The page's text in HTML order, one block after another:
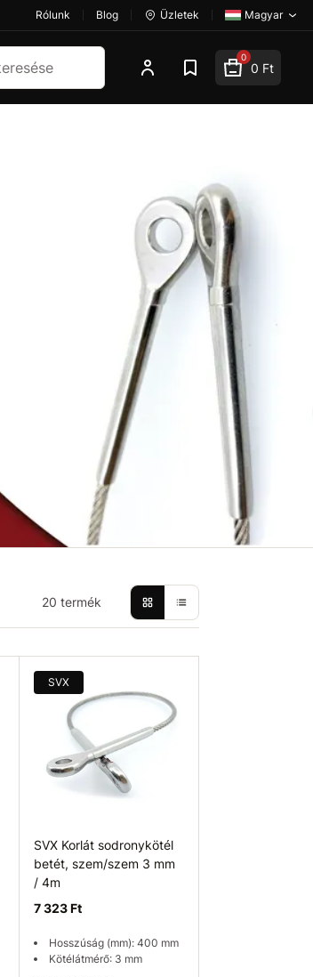
Rólunk Blog Üzletek Magyar
0
0 Ft
20 termék
SVX
SVX Korlát sodronykötél
betét, szem/szem 3 mm
/ 4m
7 323 Ft
Hosszúság (mm): 400 mm
Kötélátmérő: 3 mm